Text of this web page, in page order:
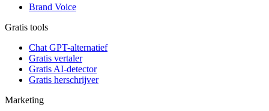
Brand Voice
Gratis tools
Chat GPT-alternatief
Gratis vertaler
Gratis AI-detector
Gratis herschrijver
Marketing